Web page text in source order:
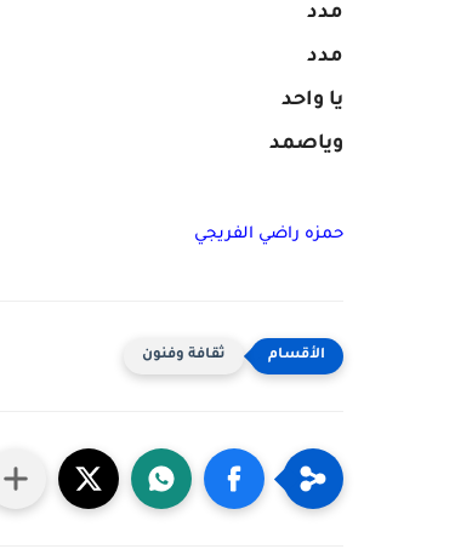
مدد
مدد
يا واحد
وياصمد
حمزه راضي الفريجي
ثقافة وفنون